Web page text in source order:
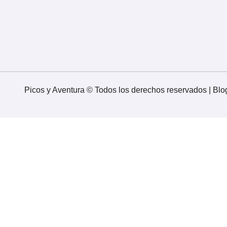
Picos y Aventura © Todos los derechos reservados